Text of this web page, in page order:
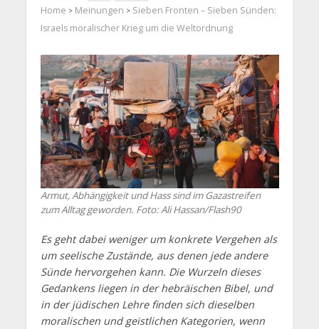
Home > Meinungen > Sieben Fronten – Sieben Sünden:
Israels moralischer Krieg um die Weltordnung
Armut, Abhängigkeit und Hass sind im Gazastreifen
zum Alltag geworden. Foto: Ali Hassan/Flash90
Es geht dabei weniger um konkrete Vergehen als
um seelische Zustände, aus denen jede andere
Sünde hervorgehen kann. Die Wurzeln dieses
Gedankens liegen in der hebräischen Bibel, und
in der jüdischen Lehre finden sich dieselben
moralischen und geistlichen Kategorien, wenn